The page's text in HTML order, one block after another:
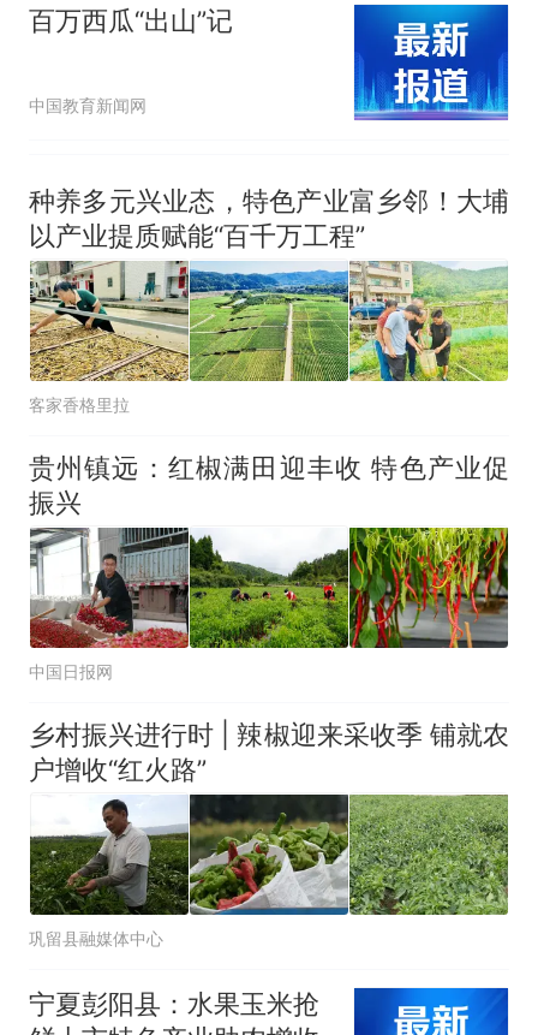
百万西瓜“出山”记
中国教育新闻网
种养多元兴业态，特色产业富乡邻！大埔
以产业提质赋能“百千万工程”
客家香格里拉
贵州镇远：红椒满田迎丰收 特色产业促
振兴
中国日报网
乡村振兴进行时 | 辣椒迎来采收季 铺就农
户增收“红火路”
巩留县融媒体中心
宁夏彭阳县：水果玉米抢